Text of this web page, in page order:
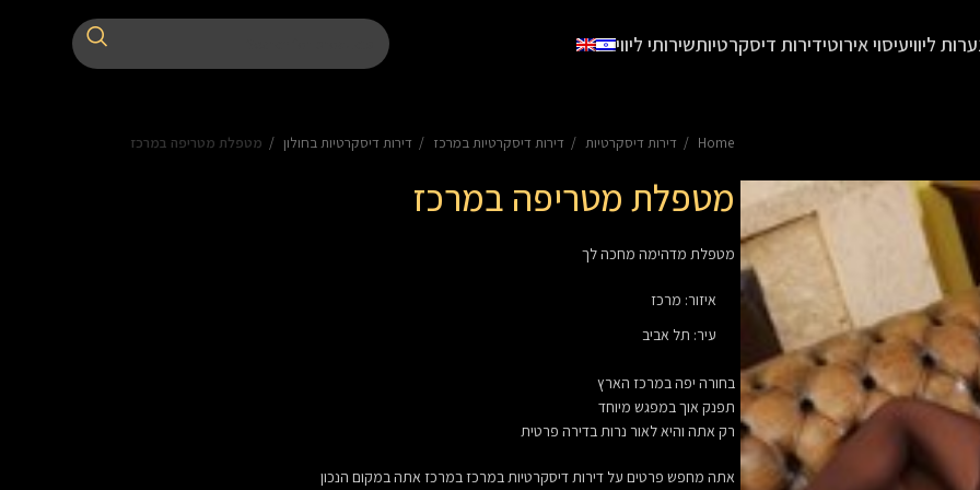
ליוויעיסוי אירוטידירות דיסקרטיותשירותי ליווי
Home דירות דיסקרטיות דירות דיסקרטיות במרכז דירות דיסקרטיות בחולון מטפלת מטריפה במרכז
מטפלת מטריפה במרכז
מטפלת מדהימה מחכה לך
איזור: מרכז
עיר: תל אביב
בחורה יפה במרכז הארץ
תפנק אוך במפגש מיוחד
רק אתה והיא לאור נרות בדירה פרטית
אתה מחפש פרטים על דירות דיסקרטיות במרכזבמרכז אתה במקום הנכון